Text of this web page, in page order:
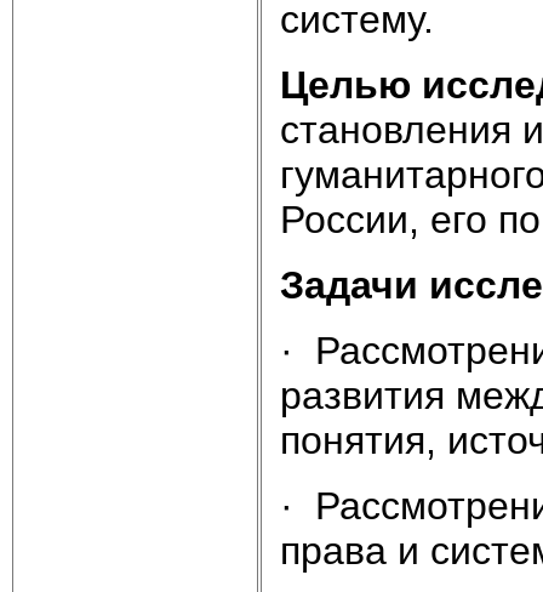
систему.
Целью
становления
России, его
Задачи
·
развития
понятия,
·
права и